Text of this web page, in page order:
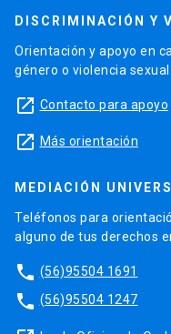
DISCRIMINACIÓN Y
Orientación y apoyo en
género o violencia sexual.
launch Contacto para apoyo
launch Más orientación
MEDIACIÓN
Teléfonos para
alguno de tus derechos
phone (56)95504 1691
phone (56)95504 1247